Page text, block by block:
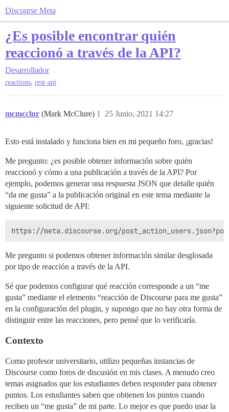
Discourse Meta
¿Es posible encontrar quién
reaccionó a través de la API?
Desarrollador
reactions, rest-api
mcmcclur (Mark McClure) 25 Junio, 2021 14:27
1
Esto está instalado y funciona bien en mi pequeño foro, ¡gracias!
Me pregunto: ¿es posible obtener información sobre quién
reaccionó y cómo a una publicación a través de la API? Por
ejemplo, podemos generar una respuesta JSON que detalle quién
“da me gusta” a la publicación original en este tema mediante la
siguiente solicitud de API:
Me pregunto si podemos obtener información similar desglosada
por tipo de reacción a través de la API.
Sé que podemos configurar qué reacción corresponde a un “me
gusta” mediante el elemento “reacción de Discourse para me gusta”
en la configuración del plugin, y supongo que no hay otra forma de
distinguir entre las reacciones, pero pensé que lo verificaría.
Contexto
Como profesor universitario, utilizo pequeñas instancias de
Discourse como foros de discusión en mis clases. A menudo creo
temas asignados que los estudiantes deben responder para obtener
puntos. Los estudiantes saben que obtienen los puntos cuando
reciben un “me gusta” de mi parte. Lo mejor es que puedo usar la